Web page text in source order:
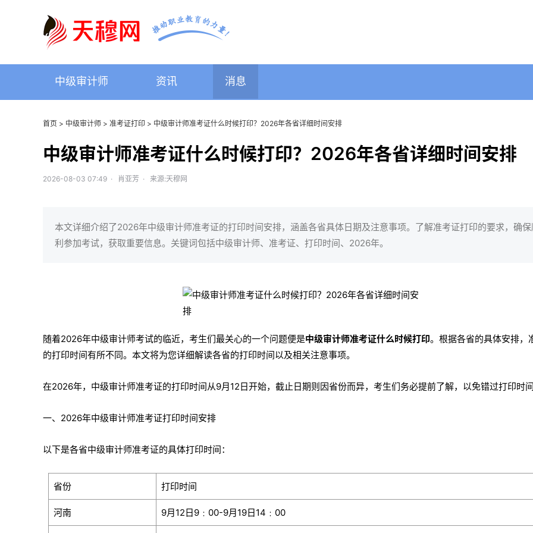
中级审计师 资讯 消息
首页 > 中级审计师 > 准考证打印 > 中级审计师准考证什么时候打印？2026年各省详细时间安排
中级审计师准考证什么时候打印？2026年各省详细时间安排
2026-08-03 07:49 · 肖亚芳 · 来源:天穆网
本文详细介绍了2026年中级审计师准考证的打印时间安排，涵盖各省具体日期及注意事项。了解准考证打印的要求，确
利参加考试，获取重要信息。关键词包括中级审计师、准考证、打印时间、2026年。
随着2026年中级审计师考试的临近，考生们最关心的一个问题便是中级审计师准考证什么时候打印。根据各省的具体安排，
的打印时间有所不同。本文将为您详细解读各省的打印时间以及相关注意事项。
在2026年，中级审计师准考证的打印时间从9月12日开始，截止日期则因省份而异，考生们务必提前了解，以免错过打印时
一、2026年中级审计师准考证打印时间安排
以下是各省中级审计师准考证的具体打印时间：
省份 打印时间
河南 9月12日9﹕00-9月19日14﹕00